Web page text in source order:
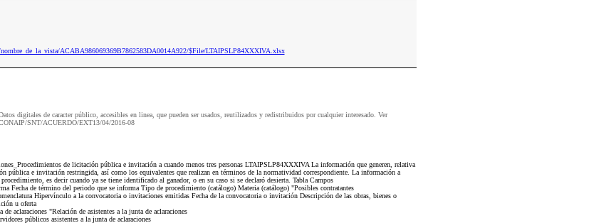
ACABA986069369B7862583DA0014A922/$File/LTAIPSLP84XXXIVA.xlsx
digitales de caracter público, accesibles en linea, que pueden ser usados, reutilizados y redistribuidos por cualquier interesado. Ver
SNT/ACUERDO/EXT13/04/2016-08
de licitación pública e invitación a cuando menos tres personas LTAIPSLP84XXXIVA La información que generen, relativa
pública e invitación restringida, así como los equivalentes que realizan en términos de la normatividad correspondiente. La información a
es decir cuando ya se tiene identificado al ganador, o en su caso si se declaró desierta. Tabla Campos
Fecha de término del periodo que se informa Tipo de procedimiento (catálogo) Materia (catálogo) "Posibles contratantes
Hipervínculo a la convocatoria o invitaciones emitidas Fecha de la convocatoria o invitación Descripción de las obras, bienes o
u oferta
aclaraciones "Relación de asistentes a la junta de aclaraciones
públicos asistentes a la junta de aclaraciones